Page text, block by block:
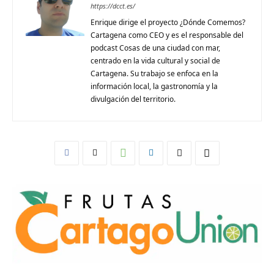
https://dcct.es/
Enrique dirige el proyecto ¿Dónde Comemos?
Cartagena como CEO y es el responsable del
podcast Cosas de una ciudad con mar,
centrado en la vida cultural y social de
Cartagena. Su trabajo se enfoca en la
información local, la gastronomía y la
divulgación del territorio.